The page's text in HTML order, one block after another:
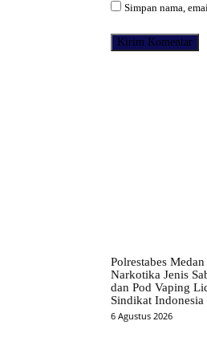
Simpan nama,
Polrestabes
Narkotika Jenis
dan Pod Vaping
Sindikat Indonesia
6 Agustus 2026